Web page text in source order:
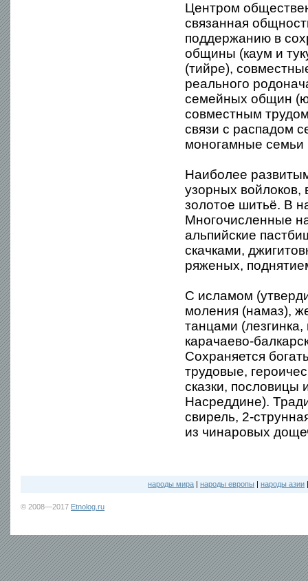
Центром
связанная
поддержанию в
общины (каум и
(тийре),
реального
семейных общин
совместным
связи с распадом
моногамные семьи
Наиболее
узорных войлоков,
золотое шитьё. В
Многочисленные
альпийские
скачками,
ряженых,
С исламом
моления (намаз),
танцами
карачаево-
Сохраняется
трудовые,
сказки, пословицы
Насреддине).
свирель, 2-
из чинаровых
народы мира | народы европы | народы азии
© 2008—2017 Etnolog.ru